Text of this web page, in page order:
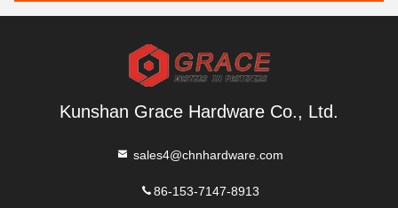
Kunshan Grace Hardware Co., Ltd.
sales4@chnhardware.com
86-153-7147-8913